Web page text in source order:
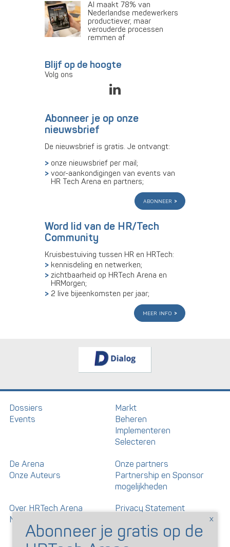
AI maakt 78% van
Nederlandse medewerkers
productiever, maar
verouderde processen
remmen af
Blijf op de hoogte
Volg ons
Abonneer je op onze
nieuwsbrief
De nieuwsbrief is gratis. Je ontvangt:
onze nieuwsbrief per mail;
voor-aankondigingen van events van
HR Tech Arena en partners;
abonneer
Word lid van de HR/Tech
Community
Kruisbestuiving tussen HR en HRTech:
kennisdeling en netwerken;
zichtbaarheid op HRTech Arena en
HRMorgen;
2 live bijeenkomsten per jaar;
meer info
Dossiers
Events
Markt
Beheren
Implementeren
Selecteren
De Arena
Onze Auteurs
Onze partners
Partnership en Sponsor
mogelijkheden
Over HRTech Arena
Nieuwsbrief
Privacy Statement
Gedragscode artikelen en
reacties